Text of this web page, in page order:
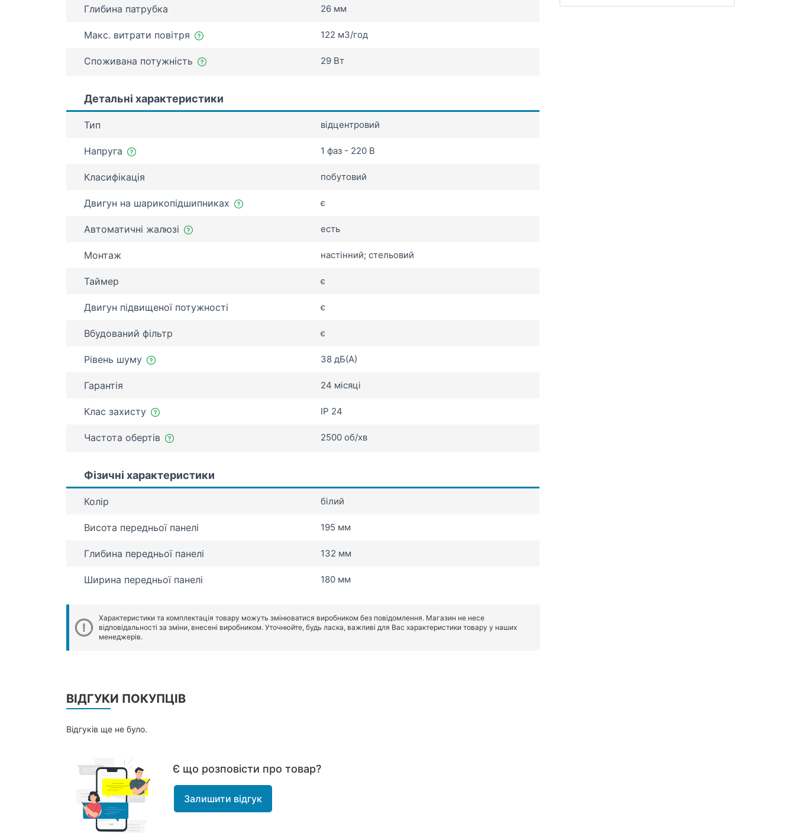
Глибина патрубка 26 мм
Макс. витрати повітря 122 мЗ/год
Споживана потужність 29 Вт
Детальні характеристики
Тип відцентровий
Напруга 1 фаз - 220 В
Класифікація побутовий
Двигун на шарикопідшипниках є
Автоматичні жалюзі есть
Монтаж настінний; стельовий
Таймер є
Двигун підвищеної потужності є
Вбудований фільтр є
Рівень шуму 38 дБ(А)
Гарантія 24 місяці
Клас захисту IP 24
Частота обертів 2500 об/хв
Фізичні характеристики
Колір білий
Висота передньої панелі 195 мм
Глибина передньої панелі 132 мм
Ширина передньої панелі 180 мм
Характеристики та комплектація товару можуть змінюватися виробником без повідомлення. Магазин не несе
відповідальності за зміни, внесені виробником. Уточнюйте, будь ласка, важливі для Вас характеристики товару у наших
менеджерів.
ВІДГУКИ ПОКУПЦІВ
Відгуків ще не було.
Є що розповісти про товар?
Залишити відгук